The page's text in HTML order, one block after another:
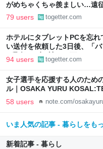
がめちゃくちゃ羨ましい…遠
とホテル代』の怒りがどうし
79 users togetter.com
ホテルにタブレットPCを忘
い送付を依頼した3日後、「
が取扱わず、諦めて下さい」
94 users togetter.com
女子選手を応援する人のため
ル｜OSAKA YURU
58 users note.com/
いま人気の記事 - 暮らしをも
新着記事 - 暮らし